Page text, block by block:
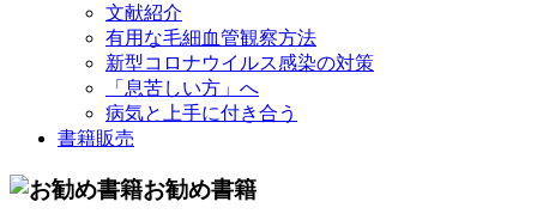
文献紹介
有用な毛細血管観察方法
新型コロナウイルス感染の対策
「息苦しい方」へ
病気と上手に付き合う
書籍販売
お勧め書籍